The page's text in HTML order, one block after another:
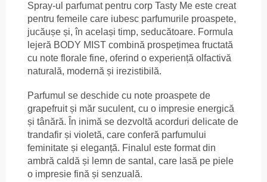
Spray-ul parfumat pentru corp Tasty Me este creat
pentru femeile care iubesc parfumurile proaspete,
jucăușe și, în același timp, seducătoare. Formula
lejeră BODY MIST combină prospețimea fructată
cu note florale fine, oferind o experiență olfactivă
naturală, modernă și irezistibilă.
Parfumul se deschide cu note proaspete de
grapefruit și măr suculent, cu o impresie energică
și tânără. În inimă se dezvoltă acorduri delicate de
trandafir și violetă, care conferă parfumului
feminitate și eleganță. Finalul este format din
ambră caldă și lemn de santal, care lasă pe piele
o impresie fină și senzuală.